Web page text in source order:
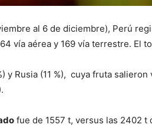
al 6 de diciembre), Perú
vía aérea y 169 vía terrestre. El
y Rusia (11 %), cuya fruta
fue de 1557 t, versus las 2402 t